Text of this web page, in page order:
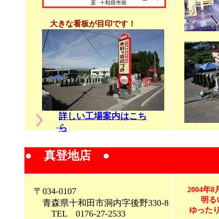
● 真登地店 ●
〒034-0107
青森県十和田市洞内字後野330-8
TEL 0176-27-2533
2004年8
明る
ゆった
詳しい工場案内はこち
ら
大きな看板が目印です！